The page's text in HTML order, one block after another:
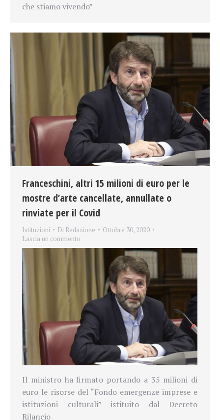
che stiamo vivendo”
Franceschini, altri 15 milioni di euro per le
mostre d’arte cancellate, annullate o
rinviate per il Covid
Istituzioni Di Redazione
Ottobre 30, 2020
Lascia un commento
Il ministro ha firmato portando a 35 milioni di
euro le risorse del “Fondo emergenze imprese e
istituzioni culturali” istituito dal Decreto
Rilancio